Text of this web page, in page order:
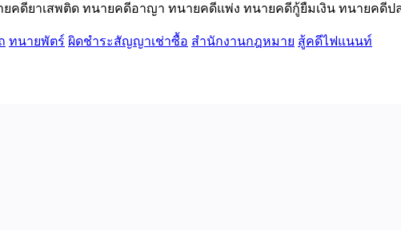
ดียาเสพติด ทนายคดีอาญา ทนายคดีแพ่ง ทนายคดีกู้ยืมเงิน ทนายคดีป
ทนายพัตร์ ผิดชำระสัญญาเช่าซื้อ สำนักงานกฎหมาย สู้คดีไฟแนนท์